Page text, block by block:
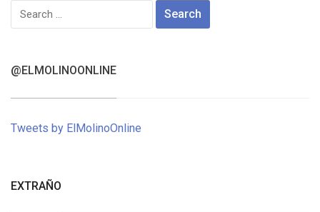
Search
for:
@ELMOLINOONLINE
Tweets by ElMolinoOnline
EXTRAÑO